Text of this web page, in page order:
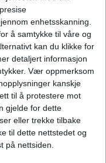
enhetsskanning.
å samtykke til våre og
kan du klikke for
detaljert informasjon
Vær oppmerksom
kanskje
til å protestere mot
gjelde for dette
eller trekke tilbake
til dette nettstedet og
på nettsiden.
stor skjerm,
til en fotballfest
kampen.
stadion. Vi er
rundt fotball.